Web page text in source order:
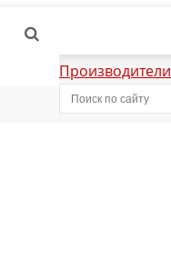
Производители